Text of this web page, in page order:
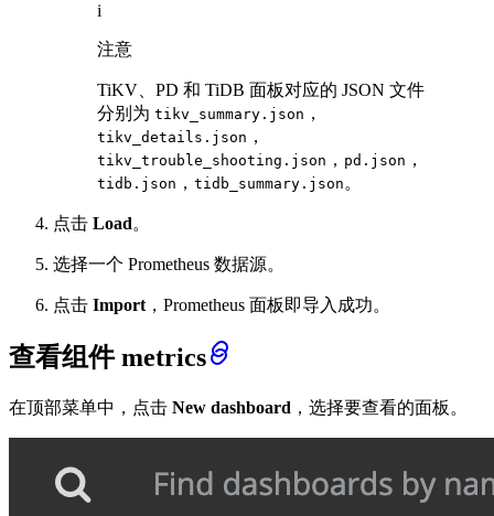
i
注意
TiKV、PD 和 TiDB 面板对应的 JSON 文件
分别为 tikv_summary.json ，
tikv_details.json ，
tikv_trouble_shooting.json ， pd.json ，
tidb.json ， tidb_summary.json 。
点击 Load。
选择一个 Prometheus 数据源。
点击 Import ，Prometheus 面板即导入成功。
查看组件 metrics
在顶部菜单中，点击 New dashboard ，选择要查看的面板。